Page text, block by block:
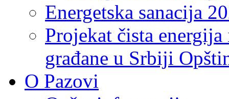
Energetska sanacija
Projekat čista
građane u Srbiji
O Pazovi